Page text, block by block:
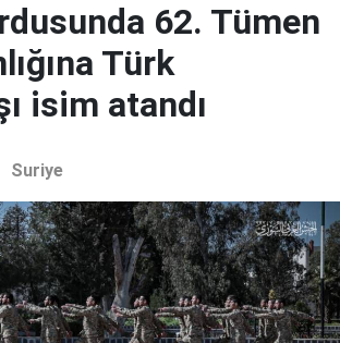
62. Tümen
Türk
isim atandı
Suriye